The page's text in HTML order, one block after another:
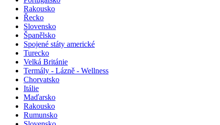
Rakousko
Řecko
Slovensko
Španělsko
Spojené státy americké
Turecko
Velká Británie
Termály - Lázně - Wellness
Chorvatsko
Itálie
Maďarsko
Rakousko
Rumunsko